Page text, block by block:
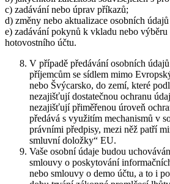
c) zadávání nebo úprav příkazů;
d) změny nebo aktualizace osobních
e) zadávání pokynů k vkladu nebo výběru
hotovostního účtu.
V případě předávání osobních
příjemcům se sídlem mimo
nebo Švýcarsko, do zemí, které
nezajišťují dostatečnou ochranu
nezajišťují přiměřenou úroveň
předává s využitím mechanismů v
právními předpisy, mezi něž patří
smluvní doložky“ EU.
Vaše osobní údaje budou
smlouvy o poskytování
nebo smlouvy o demo účtu, a to i